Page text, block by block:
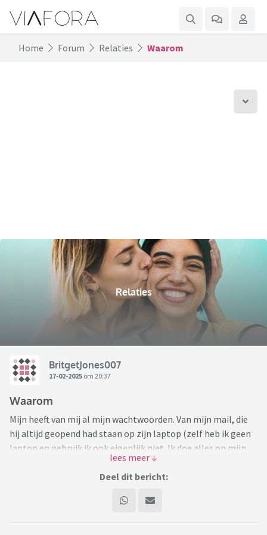
Home Forum Relaties Waarom
Relaties
BritgetJones007
17-02-2025 om 20:37
Waarom
Mijn heeft van mij al mijn wachtwoorden. Van mijn mail, die
hij altijd geopend had staan op zijn laptop (zelf heb ik geen
laptop en gebruik ik ook eigenlijk niet. Ik doe alles op mijn
telefoon). En van mijn bank, waar hij ook zo op kan. Dan was
ik in de stad en kreeg ik van hem een telefoontje: was het
mijn administratie (maar dan zo dat alleen hij de juiste
gegevens heeft, maar ik geen weet heb waar). Van mijn eigen
Deel dit bericht: